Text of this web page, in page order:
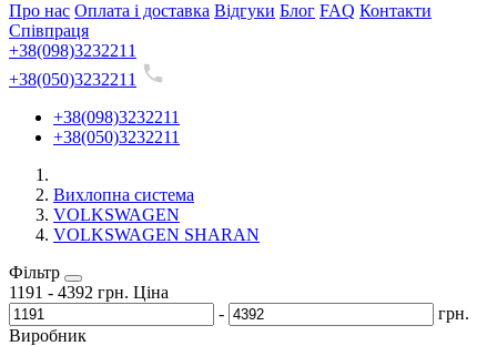
Про нас Оплата і доставка Відгуки Блог FAQ Контакти
Співпраця
+38(098)3232211
+38(050)3232211
+38(098)3232211
+38(050)3232211
Вихлопна система
VOLKSWAGEN
VOLKSWAGEN SHARAN
Фільтр
1191 - 4392 грн. Ціна
-
грн.
Виробник